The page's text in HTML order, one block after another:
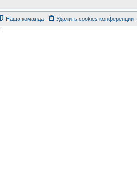
Удалить cookies конференции
Наша команда